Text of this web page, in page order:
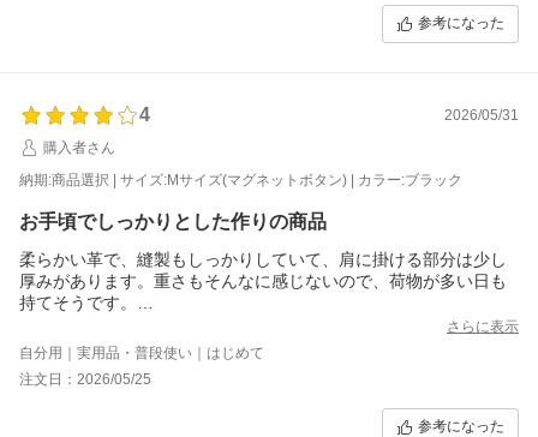
参考になった
4
2026/05/31
購入者さん
納期:商品選択 | サイズ:Mサイズ(マグネットボタン) | カラー:ブラック
お手頃でしっかりとした作りの商品
柔らかい革で、縫製もしっかりしていて、肩に掛ける部分は少し
厚みがあります。重さもそんなに感じないので、荷物が多い日も
持てそうです。
底板の革は薄め、柔らかめなので、附属のインナーバッグのを使
えばバッグを持った時に底が出るシルエットにはならなさそうで
す。
お手頃なバッグなどはネットで購入後、開封すると独特の匂いが
して、数日 匂いが消えるまで使えない事がありますが、こちら
さらに表示
自分用｜実用品・普段使い｜はじめて
注文日：2026/05/25
参考になった